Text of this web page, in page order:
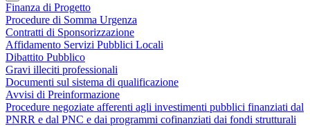
Finanza di Progetto
Procedure di Somma Urgenza
Contratti di Sponsorizzazione
Affidamento Servizi Pubblici Locali
Dibattito Pubblico
Gravi illeciti professionali
Documenti sul sistema di qualificazione
Avvisi di Preinformazione
Procedure negoziate afferenti agli investimenti pubblici finanziati dal
PNRR e dal PNC e dai programmi cofinanziati dai fondi strutturali